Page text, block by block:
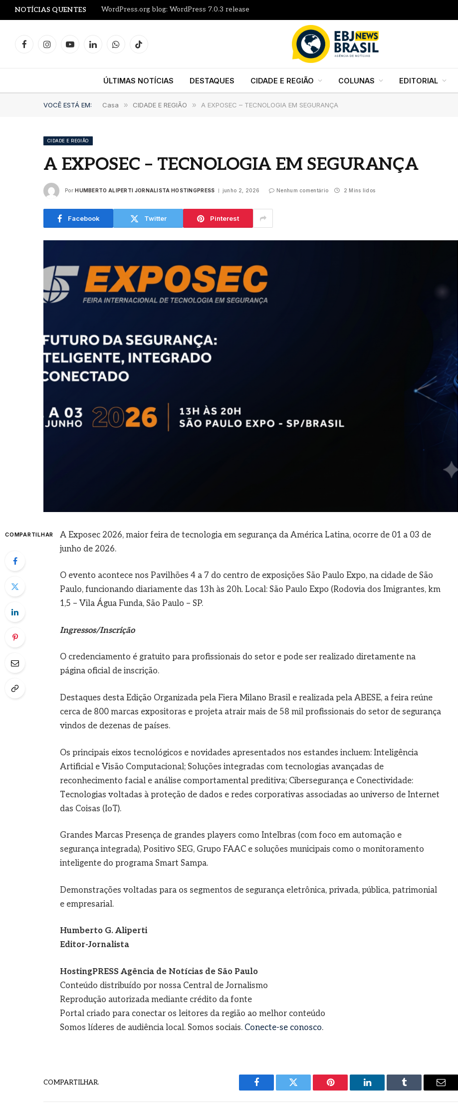
NOTÍCIAS QUENTES WordPress.org blog: WordPress 7.0.3 release
FacebookInstagramYouTubeLinkedInWhatsAppTikTok
ÚLTIMAS NOTÍCIAS DESTAQUES CIDADE E REGIÃO COLUNAS EDITORIAL
VOCÊ ESTÁ EM: Casa » CIDADE E REGIÃO » A EXPOSEC – TECNOLOGIA EM SEGURANÇA
CIDADE E REGIÃO
A EXPOSEC – TECNOLOGIA EM SEGURANÇA
Por HUMBERTO ALIPERTI JORNALISTA HOSTINGPRESS junho 2, 2026 Nenhum comentário 2 Mins lidos
Facebook Twitter Pinterest
COMPARTILHAR
A Exposec 2026, maior feira de tecnologia em segurança da América Latina, ocorre de 01 a 03 de
junho de 2026.
O evento acontece nos Pavilhões 4 a 7 do centro de exposições São Paulo Expo, na cidade de São
Paulo, funcionando diariamente das 13h às 20h. Local: São Paulo Expo (Rodovia dos Imigrantes, km
1,5 – Vila Água Funda, São Paulo – SP.
Ingressos/Inscrição
O credenciamento é gratuito para profissionais do setor e pode ser realizado diretamente na
página oficial de inscrição.
Destaques desta Edição Organizada pela Fiera Milano Brasil e realizada pela ABESE, a feira reúne
cerca de 800 marcas expositoras e projeta atrair mais de 58 mil profissionais do setor de segurança
vindos de dezenas de países.
Os principais eixos tecnológicos e novidades apresentados nos estandes incluem: Inteligência
Artificial e Visão Computacional; Soluções integradas com tecnologias avançadas de
reconhecimento facial e análise comportamental preditiva; Cibersegurança e Conectividade:
Tecnologias voltadas à proteção de dados e redes corporativas associadas ao universo de Internet
das Coisas (IoT).
Grandes Marcas Presença de grandes players como Intelbras (com foco em automação e
segurança integrada), Positivo SEG, Grupo FAAC e soluções municipais como o monitoramento
inteligente do programa Smart Sampa.
Demonstrações voltadas para os segmentos de segurança eletrônica, privada, pública, patrimonial
e empresarial.
Humberto G. Aliperti
Editor-Jornalista
HostingPRESS Agência de Notícias de São Paulo
Conteúdo distribuído por nossa Central de Jornalismo
Reprodução autorizada mediante crédito da fonte
Portal criado para conectar os leitores da região ao melhor conteúdo
Somos líderes de audiência local. Somos sociais. Conecte-se conosco.
COMPARTILHAR.
Facebook Twitter Pinterest LinkedIn Tumblr
E-